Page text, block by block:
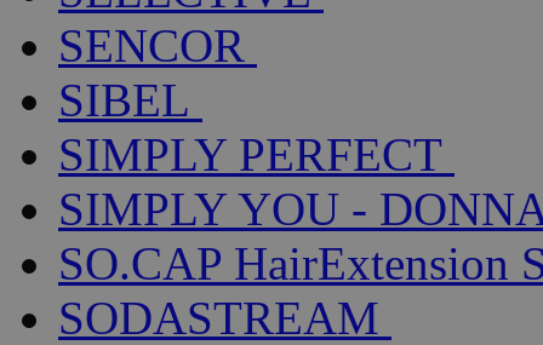
SENCOR
SIBEL
SIMPLY PERFECT
SIMPLY YOU -
SO.CAP HairExtension
SODASTREAM